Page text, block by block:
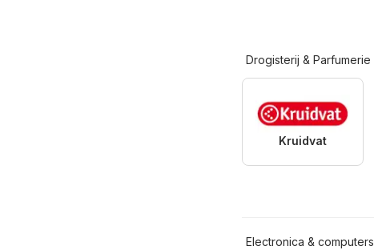
Drogisterij & Parfumerie
Kruidvat
Electronica & computers